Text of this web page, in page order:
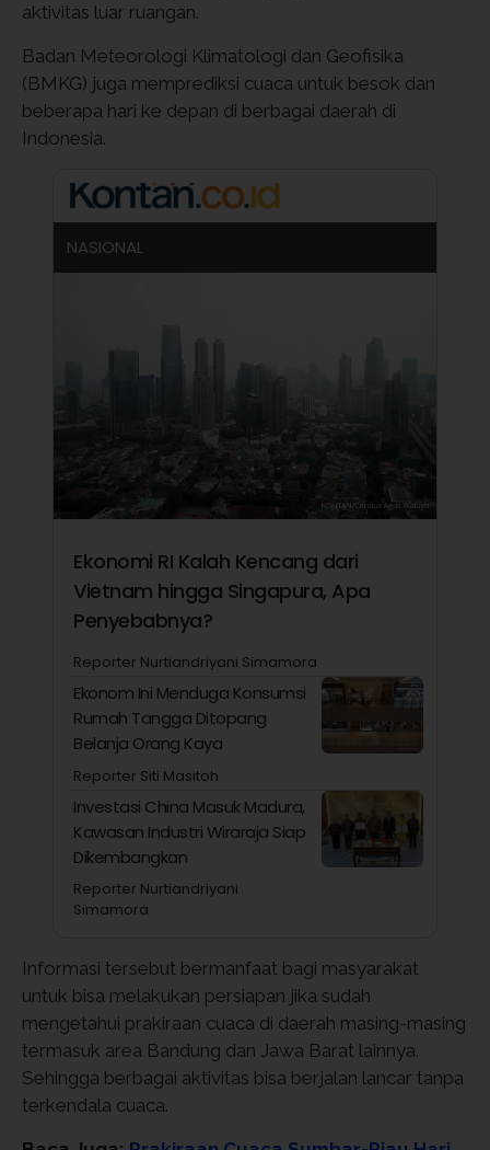
aktivitas luar ruangan.
Badan Meteorologi Klimatologi dan Geofisika
(BMKG) juga memprediksi cuaca untuk besok dan
beberapa hari ke depan di berbagai daerah di
Indonesia.
NASIONAL
Ekonomi RI Kalah Kencang dari
Vietnam hingga Singapura, Apa
Penyebabnya?
Reporter Nurtiandriyani Simamora
Ekonom Ini Menduga Konsumsi
Rumah Tangga Ditopang
Belanja Orang Kaya
Reporter Siti Masitoh
Investasi China Masuk Madura,
Kawasan Industri Wiraraja Siap
Dikembangkan
Reporter Nurtiandriyani
Simamora
Informasi tersebut bermanfaat bagi masyarakat
untuk bisa melakukan persiapan jika sudah
mengetahui prakiraan cuaca di daerah masing-masing
termasuk area Bandung dan Jawa Barat lainnya.
Sehingga berbagai aktivitas bisa berjalan lancar tanpa
terkendala cuaca.